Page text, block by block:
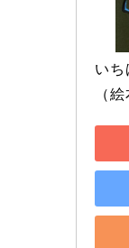
いち
（